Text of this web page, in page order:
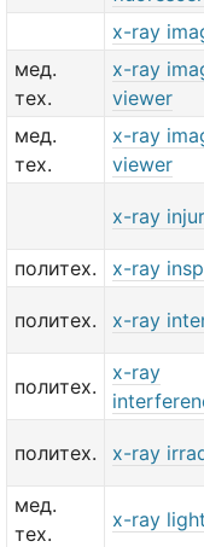
x-ray
мед.
тех.
x-ray
viewer
мед.
тех.
x-ray
viewer
x-ray
политех.
x-ray
политех. x-ray
политех.
x-ray
политех. x-ray
мед.
тех.
x-ray